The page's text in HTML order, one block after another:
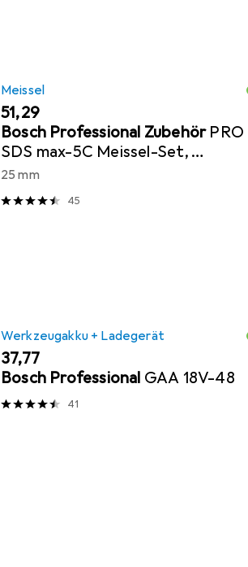
Meissel
EUR
51,29
Bosch Professional Zubehör PRO
SDS max-5C Meissel-Set,
Spitzmeissel 400 mm,
Flachmeissel 25 x 400 mm, 2+2-tlg.
25 mm
45
Werkzeugakku + Ladegerät
EUR
37,77
Bosch Professional GAA 18V-48
41